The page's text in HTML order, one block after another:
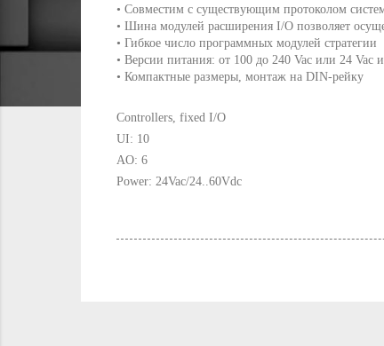
• Совместим с существующим протоколом
• Шина модулей расширения I/O позволяет
• Гибкое число программных модулей стратегии
• Версии питания: от 100 до 240 Vac или 24 Vac
• Компактные размеры, монтаж на DIN-рейку
Controllers, fixed I/O
UI: 10
AO: 6
Power: 24Vac/24..60Vdc